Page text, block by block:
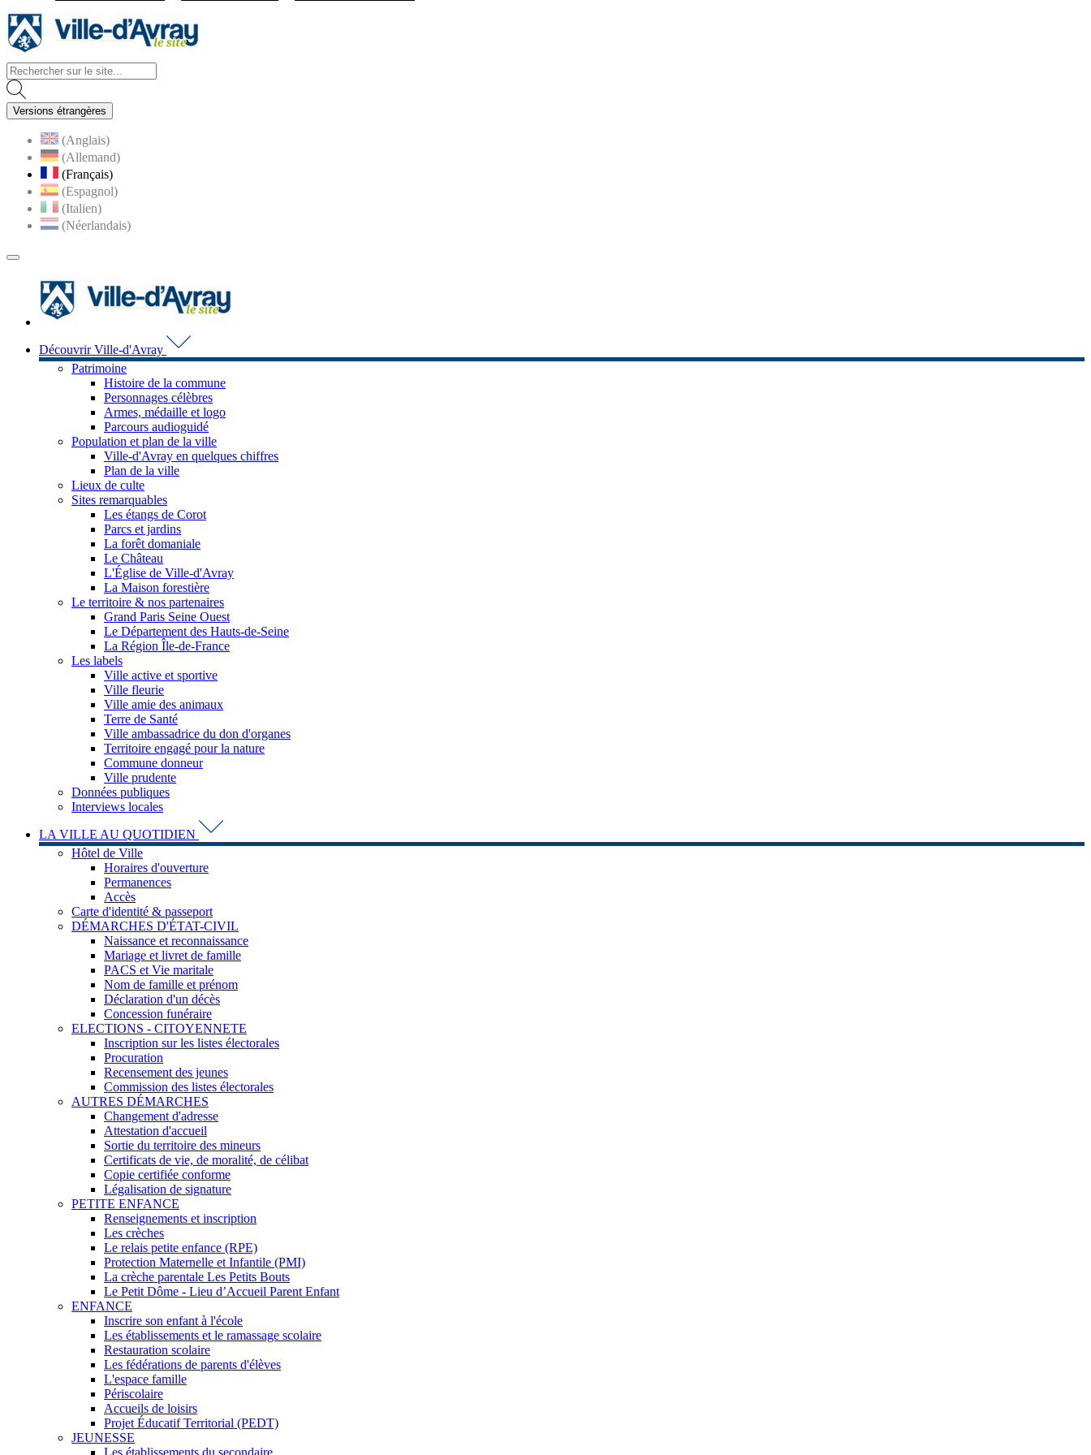
Versions étrangères
(Anglais)
(Allemand)
(Français)
(Espagnol)
(Italien)
(Néerlandais)
MENU
Découvrir Ville-d'Avray
Patrimoine
Histoire de la commune
Personnages célèbres
Armes, médaille et logo
Parcours audioguidé
Population et plan de la ville
Ville-d'Avray en quelques chiffres
Plan de la ville
Lieux de culte
Sites remarquables
Les étangs de Corot
Parcs et jardins
La forêt domaniale
Le Château
L'Église de Ville-d'Avray
La Maison forestière
Le territoire & nos partenaires
Grand Paris Seine Ouest
Le Département des Hauts-de-Seine
La Région Île-de-France
Les labels
Ville active et sportive
Ville fleurie
Ville amie des animaux
Terre de Santé
Ville ambassadrice du don d'organes
Territoire engagé pour la nature
Commune donneur
Ville prudente
Données publiques
Interviews locales
LA VILLE AU QUOTIDIEN
Hôtel de Ville
Horaires d'ouverture
Permanences
Accès
Carte d'identité & passeport
DÉMARCHES D'ÉTAT-CIVIL
Naissance et reconnaissance
Mariage et livret de famille
PACS et Vie maritale
Nom de famille et prénom
Déclaration d'un décès
Concession funéraire
ELECTIONS - CITOYENNETE
Inscription sur les listes électorales
Procuration
Recensement des jeunes
Commission des listes électorales
AUTRES DÉMARCHES
Changement d'adresse
Attestation d'accueil
Sortie du territoire des mineurs
Certificats de vie, de moralité, de célibat
Copie certifiée conforme
Légalisation de signature
PETITE ENFANCE
Renseignements et inscription
Les crèches
Le relais petite enfance (RPE)
Protection Maternelle et Infantile (PMI)
La crèche parentale Les Petits Bouts
Le Petit Dôme - Lieu d’Accueil Parent Enfant
ENFANCE
Inscrire son enfant à l'école
Les établissements et le ramassage scolaire
Restauration scolaire
Les fédérations de parents d'élèves
L'espace famille
Périscolaire
Accueils de loisirs
Projet Éducatif Territorial (PEDT)
JEUNESSE
Les établissements du secondaire